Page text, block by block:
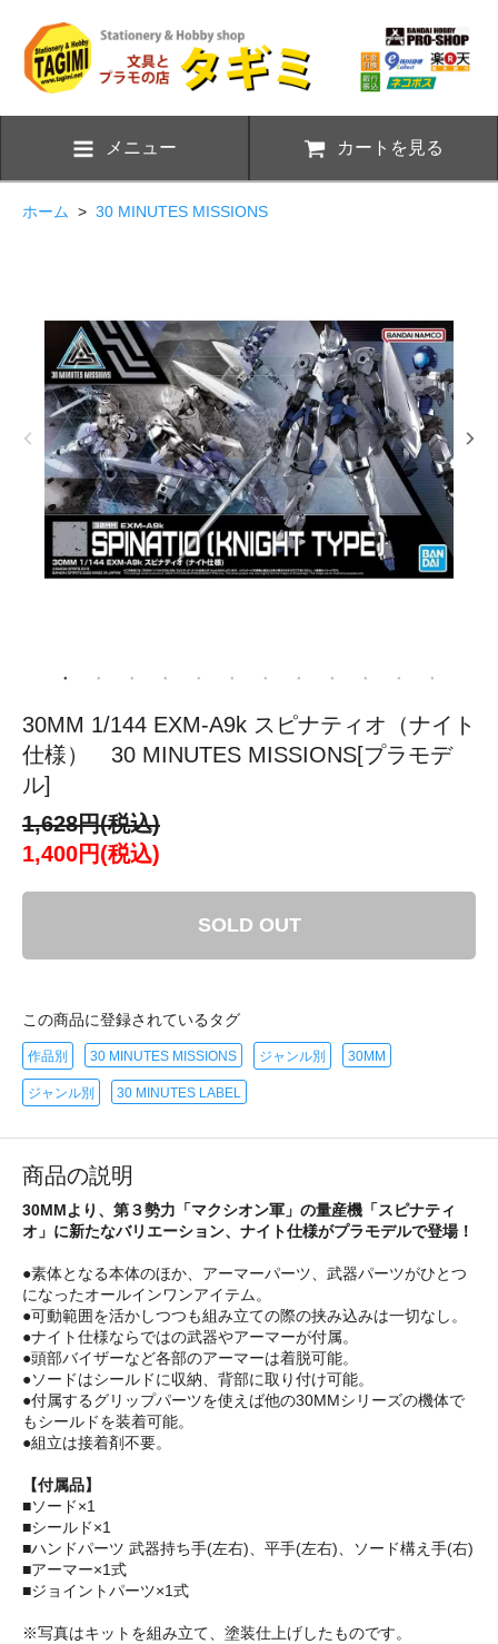
メニュー カートを見る
ホーム > 30 MINUTES MISSIONS
30MM 1/144 EXM-A9k スピナティオ（ナイト
仕様） 30 MINUTES MISSIONS[プラモデ
ル]
1,628円(税込)
1,400円(税込)
SOLD OUT
この商品に登録されているタグ
作品別 30 MINUTES MISSIONS ジャンル別 30MM
ジャンル別 30 MINUTES LABEL
商品の説明
30MMより、第３勢力「マクシオン軍」の量産機「スピナティ
オ」に新たなバリエーション、ナイト仕様がプラモデルで登場！
●素体となる本体のほか、アーマーパーツ、武器パーツがひとつ
になったオールインワンアイテム。
●可動範囲を活かしつつも組み立ての際の挟み込みは一切なし。
●ナイト仕様ならではの武器やアーマーが付属。
●頭部バイザーなど各部のアーマーは着脱可能。
●ソードはシールドに収納、背部に取り付け可能。
●付属するグリップパーツを使えば他の30MMシリーズの機体で
もシールドを装着可能。
●組立は接着剤不要。
【付属品】
■ソード×1
■シールド×1
■ハンドパーツ 武器持ち手(左右)、平手(左右)、ソード構え手(右)
■アーマー×1式
■ジョイントパーツ×1式
※写真はキットを組み立て、塗装仕上げしたものです。